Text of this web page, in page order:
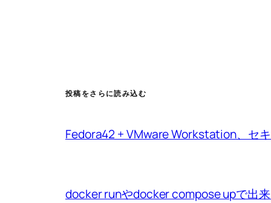
投稿をさらに読み込む
Fedora42 + VMware Workstation、セ
docker runやdocker compose upで出